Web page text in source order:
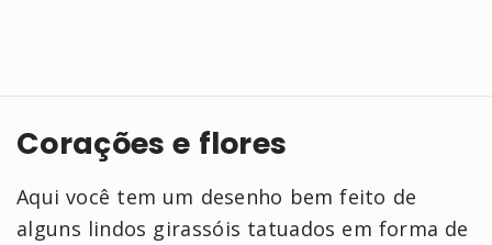
Corações e flores
Aqui você tem um desenho bem feito de
alguns lindos girassóis tatuados em forma de